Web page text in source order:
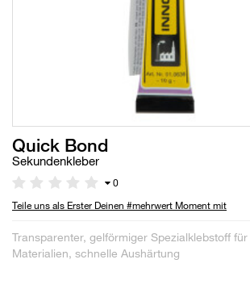
Quick Bond
Sekundenkleber
0
Teile uns als Erster Deinen #mehrwert Moment mit
Transparenter, gelförmiger Spezialklebstoff
Materialien, schnelle Aushärtung